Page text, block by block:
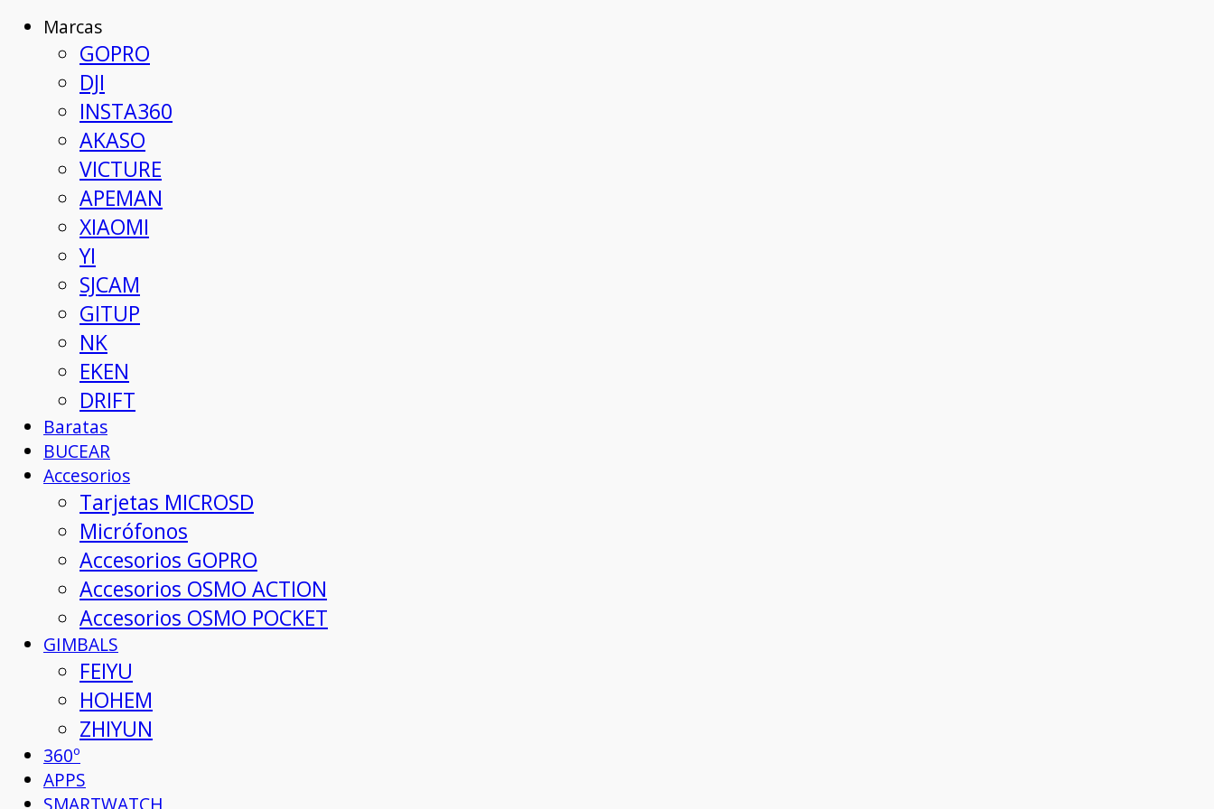
Marcas
GOPRO
DJI
INSTA360
AKASO
VICTURE
APEMAN
XIAOMI
YI
SJCAM
GITUP
NK
EKEN
DRIFT
Baratas
BUCEAR
Accesorios
Tarjetas MICROSD
Micrófonos
Accesorios GOPRO
Accesorios OSMO ACTION
Accesorios OSMO POCKET
GIMBALS
FEIYU
HOHEM
ZHIYUN
360º
APPS
SMARTWATCH